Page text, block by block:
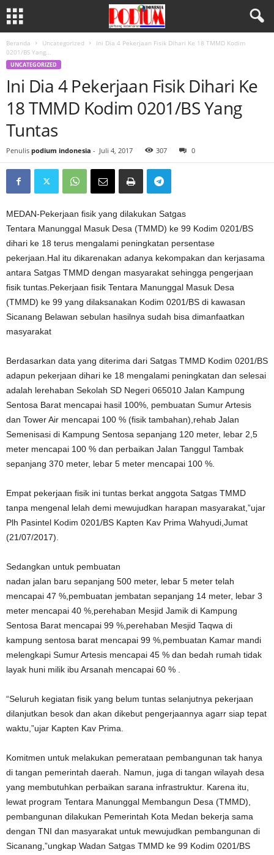
Beranda Uncategorized
Ini Dia 4 Pekerjaan Fisik Dihari Ke 18 TMMD Kodim
0201/BS Yang...
UNCATEGORIZED
Ini Dia 4 Pekerjaan Fisik Dihari Ke
18 TMMD Kodim 0201/BS Yang
Tuntas
Penulis podium indonesia - Juli 4, 2017 307 0
MEDAN-Pekerjaan fisik yang dilakukan Satgas
Tentara Manunggal Masuk Desa (TMMD) ke 99 Kodim 0201/BS
dihari ke 18 terus mengalami peningkatan persentase
pekerjaan.Hal itu dikarenakan adanya kekompakan dan kerjasama
antara Satgas TMMD dengan masyarakat sehingga pengerjaan
fisik tuntas.Pekerjaan fisik Tentara Manunggal Masuk Desa
(TMMD) ke 99 yang dilaksanakan Kodim 0201/BS di kawasan
Sicanang Belawan sebulan hasilnya sudah bisa dimanfaatkan
masyarakat
Berdasarkan data yang diterima dari Satgas TMMD Kodim 0201/BS
adapun pekerjaan dihari ke 18 mengalami peningkatan dan selesai
adalah lerehaban Sekolah SD Negeri 065010 Jalan Kampung
Sentosa Barat mencapai hasil 100%, pembuatan Sumur Artesis
dan Tower Air mencapai 100 % (fisik tambahan),rehab Jalan
Semenisasi di Kampung Sentosa sepanjang 120 meter, lebar 2,5
meter mencapai 100 % dan perbaikan Jalan Tanggul Tambak
sepanjang 370 meter, lebar 5 meter mencapai 100 %.
Empat pekerjaan fisik ini tuntas berkat anggota Satgas TMMD
tanpa mengenal lelah demi mewujudkan harapan masyarakat,”ujar
Plh Pasintel Kodim 0201/BS Kapten Kav Prima Wahyudi,Jumat
(21/07/2017).
Sedangkan untuk pembuatan
nadan jalan baru sepanjang 500 meter, lebar 5 meter telah
mencapai 47 %,pembuatan jembatan sepanjang 14 meter, lebar 3
meter mencapai 40 %,perehaban Mesjid Jamik di Kampung
Sentosa Barat mencapai 99 %,perehaban Mesjid Taqwa di
kampung sentosa barat mencapai 99 %,pembuatan Kamar mandi
melengkapi Sumur Artesis mencapai 45 % dan bedah rumah tidak
layak huni milik ibu Arsanah mencapai 60 % .
“Seluruh kegiatan fisik yang belum tuntas selanjutnya pekerjaan
dilanjutkan besok dan akan dikebut pengerjaannya agarr siap tepat
waktu,”ujar Kapten Kav Prima.
Komitmen untuk melakukan pemerataan pembangunan tak hanya
di tangan pemerintah daerah. Namun, juga di tangan wilayah desa
yang membutuhkan perbaikan sarana infrastruktur. Karena itu,
lewat program Tentara Manunggal Membangun Desa (TMMD),
pembangunan dilakukan Pemerintah Kota Medan bekerja sama
dengan TNI dan masyarakat untuk mewujudkan pembangunan di
Sicanang,”ungkap Wadan Satgas TMMD ke 99 Kodim 0201/BS